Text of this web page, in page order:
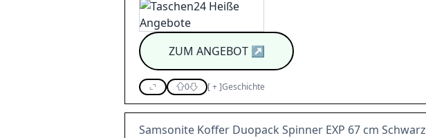
ZUM ANGEBOT↗
0 [+]Geschichte
Samsonite Koffer Duopack Spinner EXP 67 cm Schwarz